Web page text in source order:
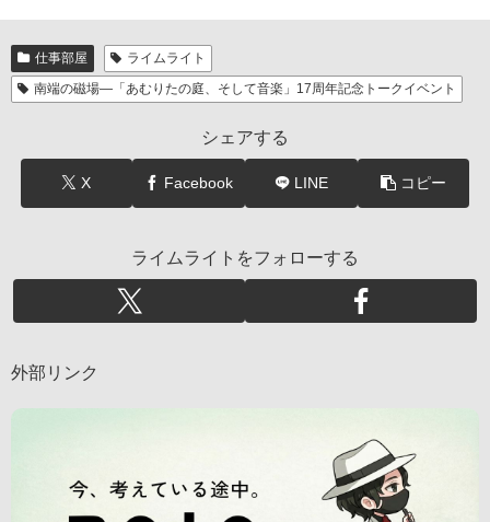
仕事部屋
ライムライト
南端の磁場―「あむりたの庭、そして音楽」17周年記念トークイベント
シェアする
X Facebook LINE コピー
ライムライトをフォローする
外部リンク